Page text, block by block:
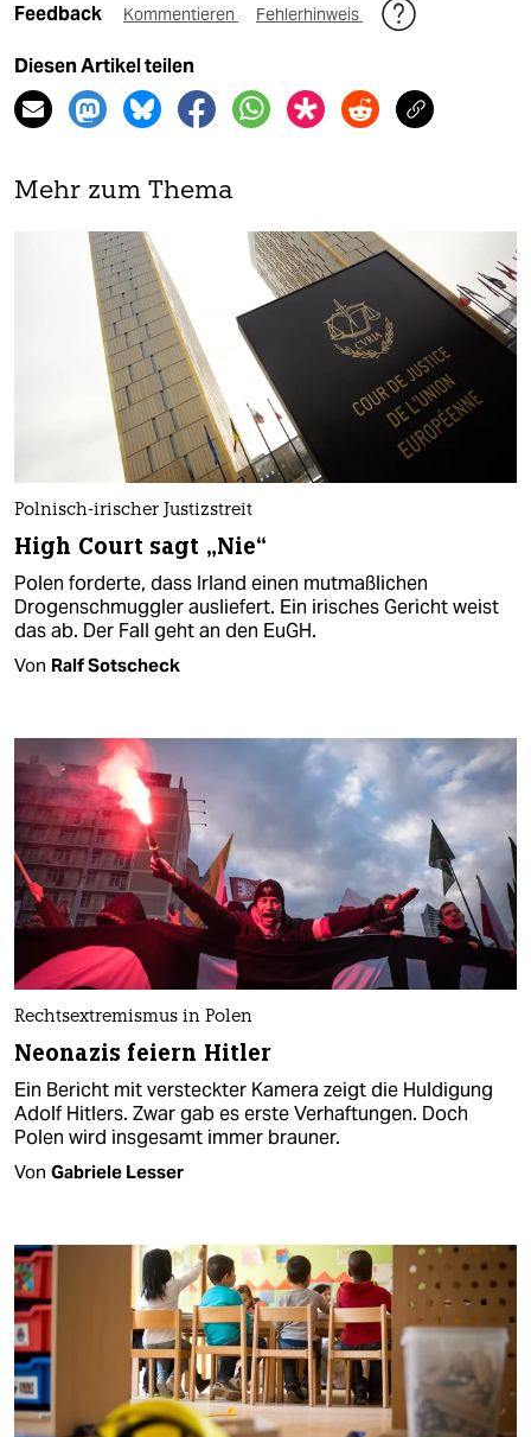
Feedback Kommentieren Fehlerhinweis
Diesen Artikel teilen
Mehr zum Thema
Polnisch-irischer Justizstreit
High Court sagt „Nie“
Polen forderte, dass Irland einen mutmaßlichen
Drogenschmuggler ausliefert. Ein irisches Gericht weist
das ab. Der Fall geht an den EuGH.
Von Ralf Sotscheck
Rechtsextremismus in Polen
Neonazis feiern Hitler
Ein Bericht mit versteckter Kamera zeigt die Huldigung
Adolf Hitlers. Zwar gab es erste Verhaftungen. Doch
Polen wird insgesamt immer brauner.
Von Gabriele Lesser